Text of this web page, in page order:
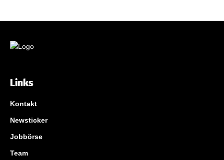
Links
Kontakt
Newsticker
Jobbörse
Team